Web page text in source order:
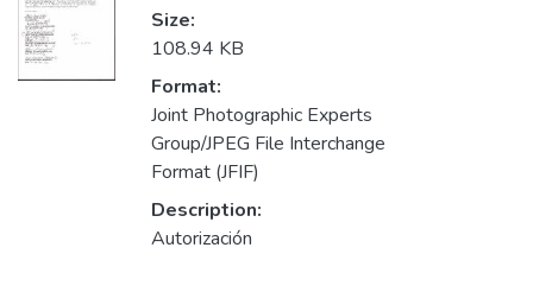
Size:
108.94 KB
Format:
Joint Photographic Experts
Group/JPEG File Interchange
Format (JFIF)
Description:
Autorización